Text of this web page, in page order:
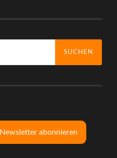
Newsletter abonnieren